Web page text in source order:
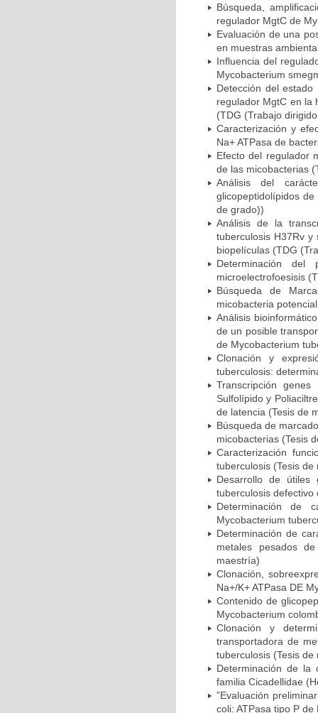
Búsqueda,
regulador MgtC de
Evaluación de una
en muestras
Influencia del
Mycobacterium
Detección del
regulador MgtC en la
(TDG (Trabajo
Caracterización y
Na+ ATPasa de
Efecto del regulador
de las micobacterias
Análisis del
glicopeptidolípidos
de grado))
Análisis de la
tuberculosis H37Rv
biopelículas (TDG
Determinación del
microelectrofoesisis
Búsqueda de
micobacteria
Análisis
de un posible
de Mycobacterium
Clonación y
tuberculosis:
Transcripción
Sulfolípido y
de latencia (Tesis de
Búsqueda de
micobacterias (Tesis
Caracterización
tuberculosis (Tesis de
Desarrollo de útiles
tuberculosis defectivo
Determinación de
Mycobacterium
Determinación de
metales pesados
maestría)
Clonación,
Na+/K+ ATPasa DE
Contenido de
Mycobacterium
Clonación y
transportadora de
tuberculosis (Tesis de
Determinación de la
familia Cicadellidae
”Evaluación
coli: ATPasa tipo P